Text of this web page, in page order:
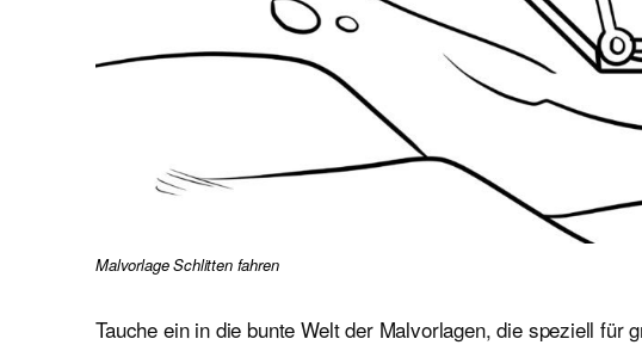
Malvorlage Schlitten fahren
Tauche ein in die bunte Welt der Malvorlagen, die speziell für